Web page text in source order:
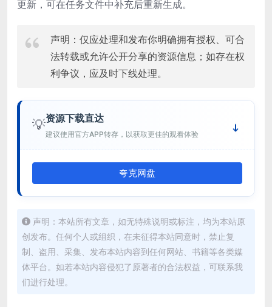
更新，可在任务文件中补充后重新生成。
声明：仅应处理和发布你明确拥有授权、可合
法转载或允许公开分享的资源信息；如存在权
利争议，应及时下线处理。
💡资源下载直达
建议使用官方APP转存，以获取更佳的观看体验
夸克网盘
声明：本站所有文章，如无特殊说明或标注，均为本站原
创发布。任何个人或组织，在未征得本站同意时，禁止复
制、盗用、采集、发布本站内容到任何网站、书籍等各类媒
体平台。如若本站内容侵犯了原著者的合法权益，可联系我
们进行处理。